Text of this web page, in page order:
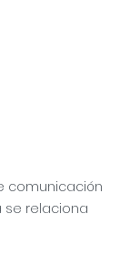
comunicación
se relaciona